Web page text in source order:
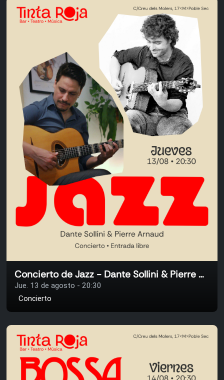
Concierto de Jazz - Dante Sollini & Pierre Arnaud
Jue. 13 de agosto - 20:30
Concierto